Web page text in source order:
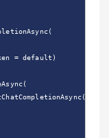
= default)